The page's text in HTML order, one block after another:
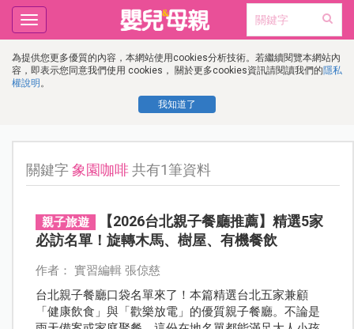
為提供您更多優質的內容，本網站使用cookies分析技術。若繼續閱覽本網站內
容，即表示您同意我們使用 cookies， 關於更多cookies資訊請閱讀我們的隱私
權說明 。
我知道了
Toggle
navigation
關鍵字象園咖啡共有1筆資料
親子旅遊
【2026台北親子餐廳推薦】精選5家
必訪名單！旋轉木馬、樹屋、有機餐飲
作者： 實習編輯 張倞慈
台北親子餐廳口袋名單來了！本篇精選台北五家兼顧
「健康飲食」與「歡樂放電」的優質親子餐廳。不論是